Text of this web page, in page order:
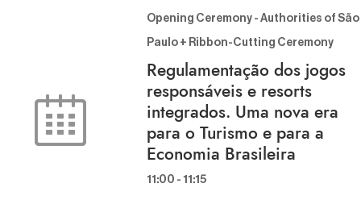
Opening Ceremony - Authorities of São
Paulo + Ribbon-Cutting Ceremony
Regulamentação dos jogos
responsáveis e resorts
integrados. Uma nova era
para o Turismo e para a
Economia Brasileira
11:00 - 11:15